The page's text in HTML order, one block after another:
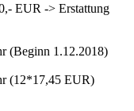
EUR -> Erstattung
(Beginn 1.12.2018)
(12*17,45 EUR)